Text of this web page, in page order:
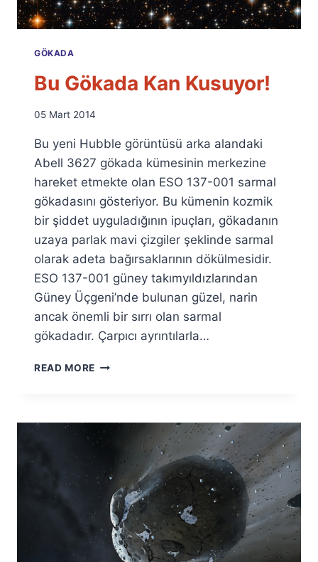
GÖKADA
Bu Gökada Kan Kusuyor!
By
Fuat
Özyar
05 Mart 2014
Bu yeni Hubble görüntüsü arka alandaki
Abell 3627 gökada kümesinin merkezine
hareket etmekte olan ESO 137-001 sarmal
gökadasını gösteriyor. Bu kümenin kozmik
bir şiddet uyguladığının ipuçları, gökadanın
uzaya parlak mavi çizgiler şeklinde sarmal
olarak adeta bağırsaklarının dökülmesidir.
ESO 137-001 güney takımyıldızlarından
Güney Üçgeni’nde bulunan güzel, narin
ancak önemli bir sırrı olan sarmal
gökadadır. Çarpıcı ayrıntılarla…
READ MORE BU